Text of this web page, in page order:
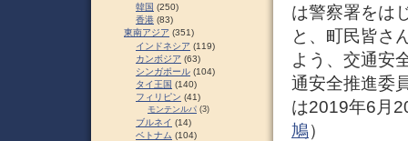
は警察署をは
と、町民皆さ
よう、交通安
通安全推進委
は2019年6月
鳩）
韓国 (250)
香港 (83)
東南アジア (351)
インドネシア (119)
カンボジア (63)
シンガポール (104)
タイ王国 (140)
フィリピン (41)
モンテンルパ (3)
ブルネイ (14)
ベトナム (104)